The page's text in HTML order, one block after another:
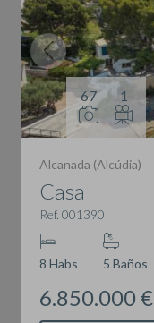
67 1
Alcanada (Alcúdia)
Casa
Ref. 001390
8 Habs 5 Baños
6.850.000 €